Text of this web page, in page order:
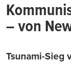
– von
Tsunami-Sieg